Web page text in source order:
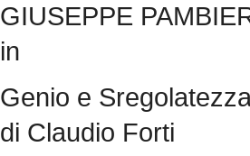
GIUSEPPE
in
Genio e
di Claudio Forti